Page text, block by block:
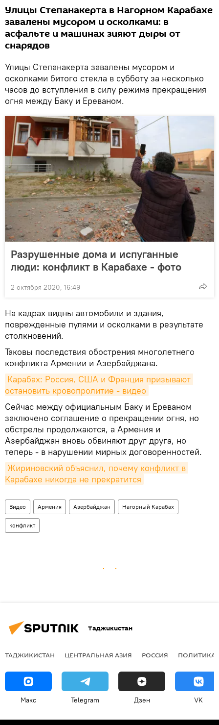
Улицы Степанакерта в Нагорном Карабахе
завалены мусором и осколками: в
асфальте и машинах зияют дыры от
снарядов
Улицы Степанакерта завалены мусором и
осколками битого стекла в субботу за несколько
часов до вступления в силу режима прекращения
огня между Баку и Ереваном.
Разрушенные дома и испуганные
люди: конфликт в Карабахе - фото
2 октября 2020, 16:49
На кадрах видны автомобили и здания,
поврежденные пулями и осколками в результате
столкновений.
Таковы последствия обострения многолетнего
конфликта Армении и Азербайджана.
Карабах: Россия, США и Франция призывают
остановить кровопролитие - видео
Сейчас между официальным Баку и Ереваном
заключено соглашение о прекращении огня, но
обстрелы продолжаются, а Армения и
Азербайджан вновь обвиняют друг друга, но
теперь - в нарушении мирных договоренностей.
Жириновский объяснил, почему конфликт в
Карабахе никогда не прекратится
Видео Армения Азербайджан Нагорный Карабах
конфликт
Таджикистан
ТАДЖИКИСТАН ЦЕНТРАЛЬНАЯ АЗИЯ РОССИЯ ПОЛИТИКА
Макс Telegram Дзен VK